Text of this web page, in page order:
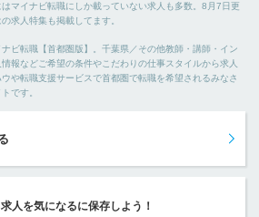
マイナビ転職にしか載っていない求人も多数。8月7日更
求人特集も掲載してます。
ビ転職【首都圏版】。千葉県／その他教師・講師・イン
報などご希望の条件やこだわりの仕事スタイルから求人
や転職支援サービスで首都圏で転職を希望されるみなさ
です。
人を気になるに保存しよう！